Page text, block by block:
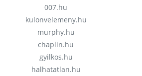
007.hu
kulonvelemeny.hu
murphy.hu
chaplin.hu
gyilkos.hu
halhatatlan.hu